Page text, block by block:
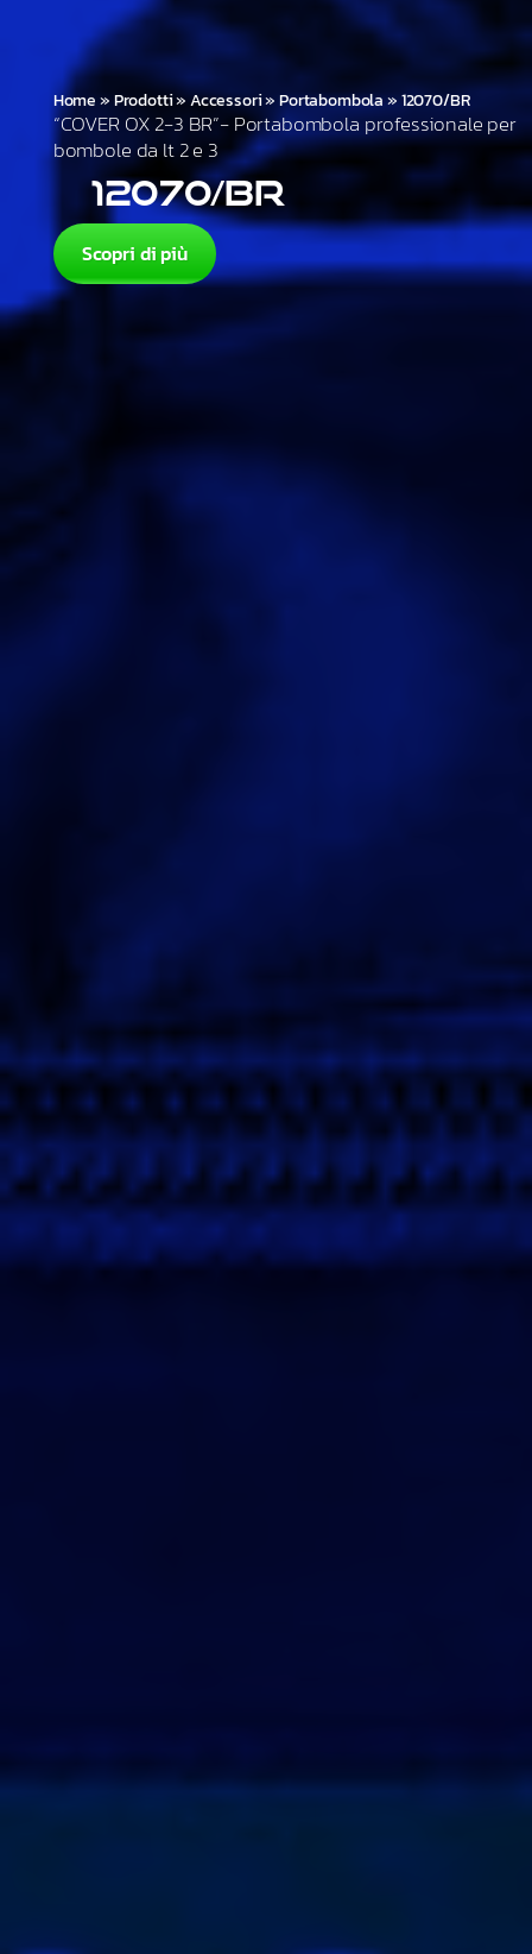
Home»Prodotti»Accessori»Portabombola»12070/BR
“COVER OX 2-3 BR”- Portabombola professionale per
bombole da lt 2 e 3
12070/BR
Scopri di più